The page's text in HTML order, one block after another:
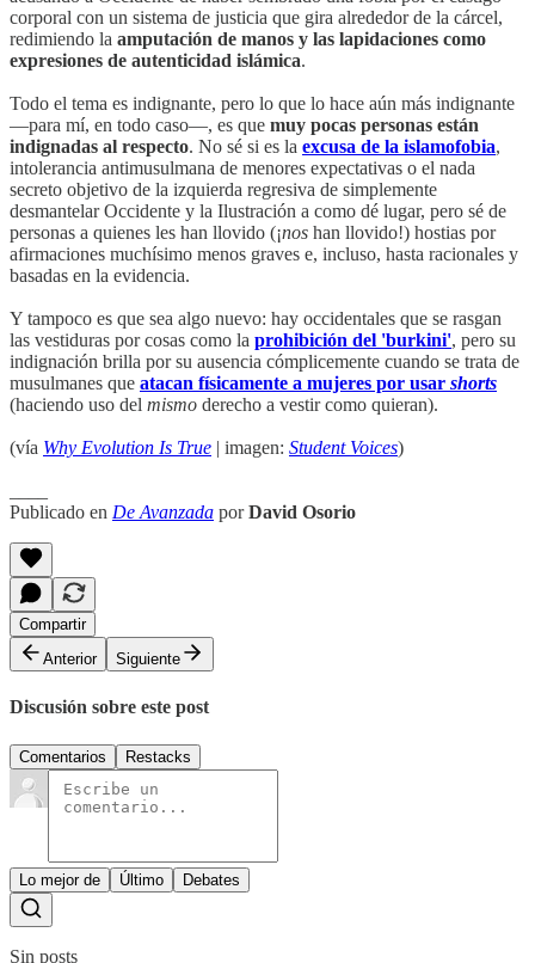
corporal con un sistema de justicia que gira alrededor de la cárcel,
redimiendo la amputación de manos y las lapidaciones como
expresiones de autenticidad islámica.
Todo el tema es indignante, pero lo que lo hace aún más indignante
—para mí, en todo caso—, es que muy pocas personas están
indignadas al respecto. No sé si es la excusa de la islamofobia,
intolerancia antimusulmana de menores expectativas o el nada
secreto objetivo de la izquierda regresiva de simplemente
desmantelar Occidente y la Ilustración a como dé lugar, pero sé de
personas a quienes les han llovido (¡nos han llovido!) hostias por
afirmaciones muchísimo menos graves e, incluso, hasta racionales y
basadas en la evidencia.
Y tampoco es que sea algo nuevo: hay occidentales que se rasgan
las vestiduras por cosas como la prohibición del 'burkini', pero su
indignación brilla por su ausencia cómplicemente cuando se trata de
musulmanes que atacan físicamente a mujeres por usar shorts
(haciendo uso del mismo derecho a vestir como quieran).
(vía Why Evolution Is True | imagen: Student Voices)
Publicado en De Avanzada porDavid Osorio
Compartir
Anterior
Siguiente
Discusión sobre este post
Comentarios Restacks
Lo mejor de Último Debates
Sin posts